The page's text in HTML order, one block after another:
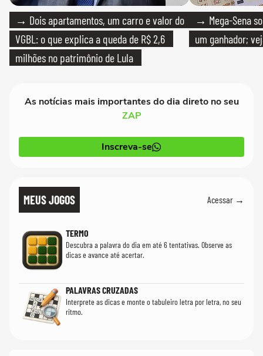
→ Dois apartamentos, um carro e valor do
VGBL: o que explica a queda de R$ 2,6
milhões no patrimônio de Lula
→ Mega-Sena
um ganhador;
As notícias mais importantes do dia direto no seu
ZAP
Inscreva-se
MEUS JOGOS Acessar →
TERMO
Descubra a palavra do dia em até 6 tentativas. Observe as
dicas e avance até acertar.
PALAVRAS CRUZADAS
Interprete as dicas e monte o tabuleiro letra por letra, no seu
ritmo.